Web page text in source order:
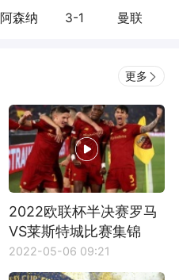
阿森纳 3-1 曼联
更多
2022欧联杯半决赛罗马
VS莱斯特城比赛集锦
2022-05-06 09:21